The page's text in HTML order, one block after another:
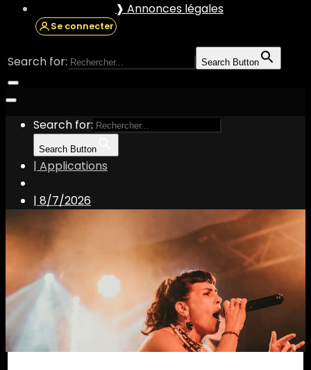
❱ Annonces légales
Se connecter
Search for: Search Button
Search for:
Search Button
| Applications
| 8/7/2026